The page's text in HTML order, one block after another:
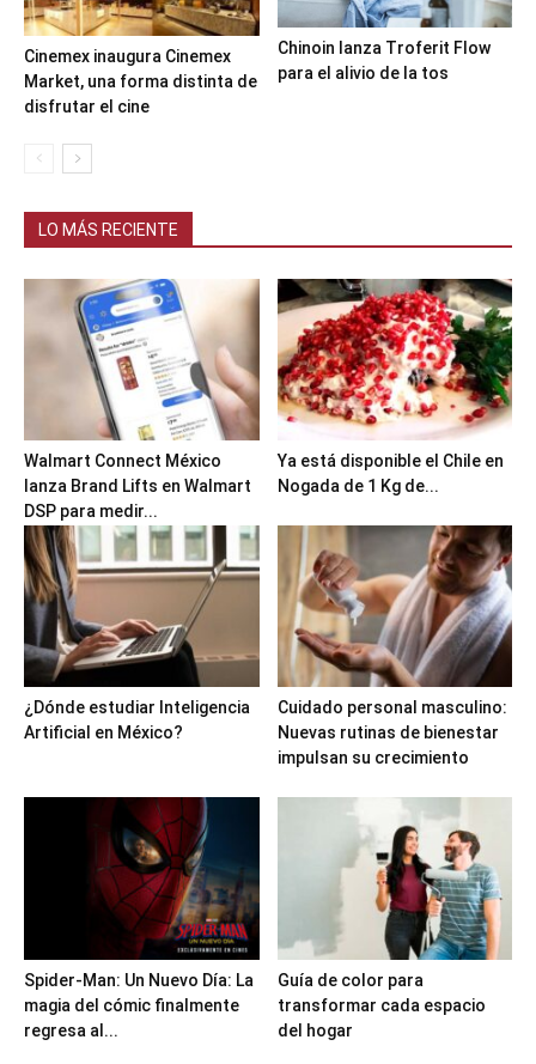
Cinemex inaugura Cinemex
Market, una forma distinta de
disfrutar el cine
Chinoin lanza Troferit Flow
para el alivio de la tos
LO MÁS RECIENTE
Walmart Connect México
lanza Brand Lifts en Walmart
DSP para medir...
Ya está disponible el Chile en
Nogada de 1 Kg de...
¿Dónde estudiar Inteligencia
Artificial en México?
Cuidado personal masculino:
Nuevas rutinas de bienestar
impulsan su crecimiento
Spider-Man: Un Nuevo Día: La
magia del cómic finalmente
regresa al...
Guía de color para
transformar cada espacio
del hogar